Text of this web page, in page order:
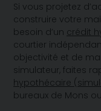
Si vous projetez
construire votre
besoin d’un crédit
courtier
objectivité et de
simulateur, faites
hypothécaire
bureaux de Mons